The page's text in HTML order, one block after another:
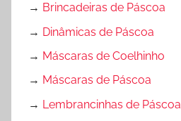
→ Brincadeiras de Páscoa
→ Dinâmicas de Páscoa
→ Máscaras de Coelhinho
→ Máscaras de Páscoa
→ Lembrancinhas de Páscoa